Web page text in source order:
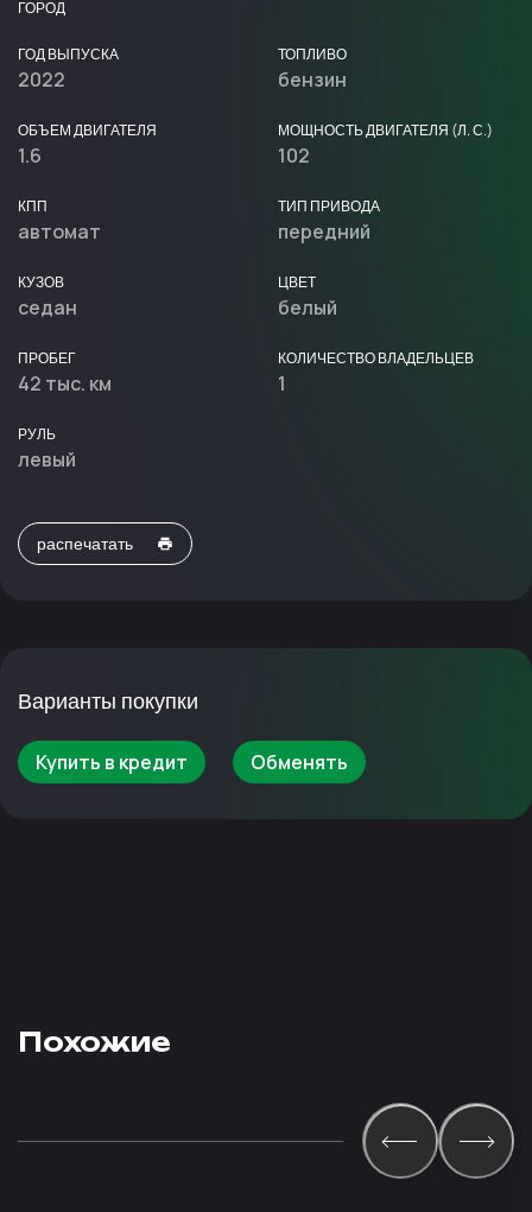
ГОРОД
ГОД ВЫПУСКА
2022
ТОПЛИВО
бензин
ОБЪЕМ ДВИГАТЕЛЯ
1.6
МОЩНОСТЬ ДВИГАТЕЛЯ (Л. С.)
102
КПП
автомат
ТИП ПРИВОДА
передний
КУЗОВ
седан
ЦВЕТ
белый
ПРОБЕГ
42 тыс. км
КОЛИЧЕСТВО ВЛАДЕЛЬЦЕВ
1
РУЛЬ
левый
распечатать
Варианты покупки
Купить в кредит Обменять
Похожие